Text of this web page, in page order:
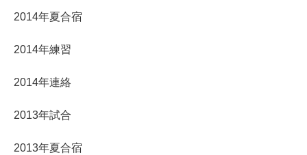
2014年夏合宿
2014年練習
2014年連絡
2013年試合
2013年夏合宿